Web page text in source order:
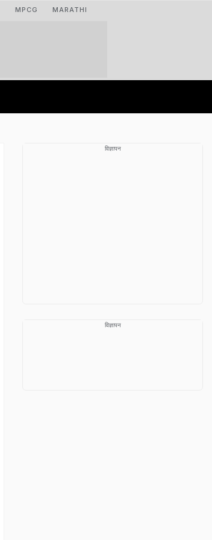
MPCG MARATHI
विज्ञापन
विज्ञापन